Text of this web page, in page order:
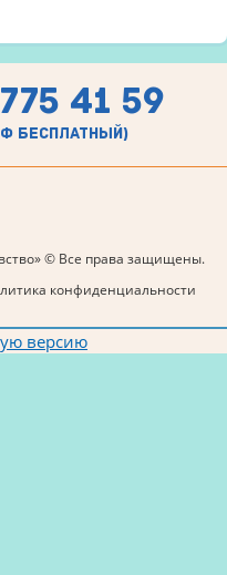
41 59
бесплатный)
© Все права защищены.
конфиденциальности
версию